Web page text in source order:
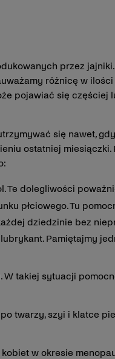
przez
różnicę w
pojawiać się częściej
się nawet,
ostatniej miesiączki.
dolegliwości
płciowego. Tu
dziedzinie bez
Pamiętajmy
takiej sytuacji
twarzy, szyi i klatce
w okresie